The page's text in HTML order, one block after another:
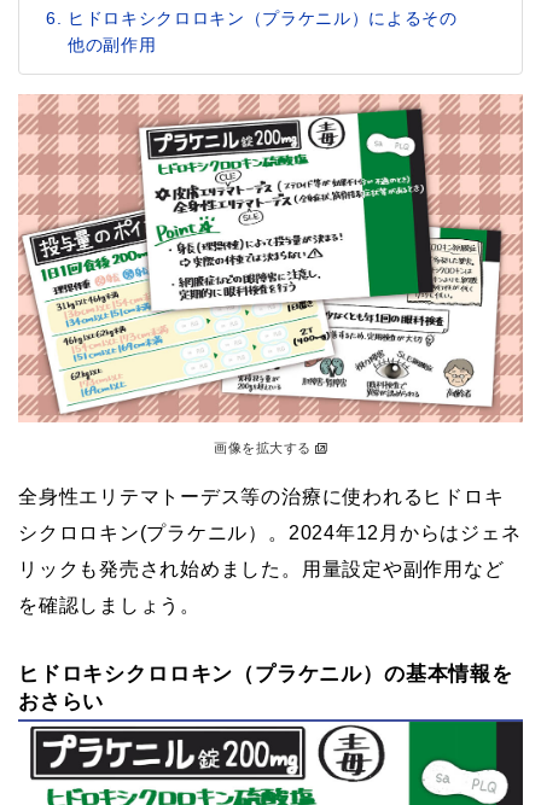
ヒドロキシクロロキン（プラケニル）によるその
他の副作用
画像を拡大する
全身性エリテマトーデス等の治療に使われるヒドロキ
シクロロキン(プラケニル）。2024年12月からはジェネ
リックも発売され始めました。用量設定や副作用など
を確認しましょう。
ヒドロキシクロロキン（プラケニル）の基本情報を
おさらい